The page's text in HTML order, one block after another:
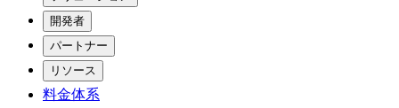
開発者
パートナー
リソース
料金体系